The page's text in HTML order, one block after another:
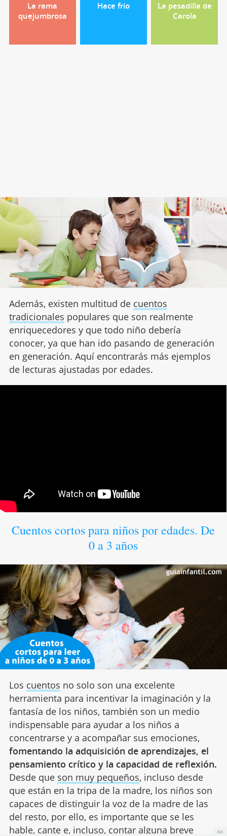
La rama
quejumbrosa
Hace frío
La pesadilla de
Carola
Además, existen multitud de cuentos
tradicionales populares que son realmente
enriquecedores y que todo niño debería
conocer, ya que han ido pasando de generación
en generación. Aquí encontrarás más ejemplos
de lecturas ajustadas por edades.
Cuentos cortos para niños por edades. De
0 a 3 años
Los cuentos no solo son una excelente
herramienta para incentivar la imaginación y la
fantasía de los niños, también son un medio
indispensable para ayudar a los niños a
concentrarse y a acompañar sus emociones,
fomentando la adquisición de aprendizajes, el
pensamiento crítico y la capacidad de reflexión.
Desde que son muy pequeños, incluso desde
que están en la tripa de la madre, los niños son
capaces de distinguir la voz de la madre de las
del resto, por ello, es importante que se les
hable, cante e, incluso, contar alguna breve
Ad